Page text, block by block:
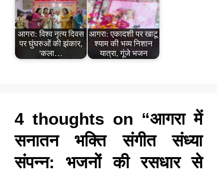
आगरा: विश्व नृत्य दिवस
पर घुंघरुओं की झंकार,
'कला…
आगरा: एकादशी पर खाटू
श्याम की भव्य निशान
यात्रा, गूंजे भजन
4 thoughts on “आगरा में
सनातन भक्ति संगीत संध्या
संपन्न: भजनों की रसधार से